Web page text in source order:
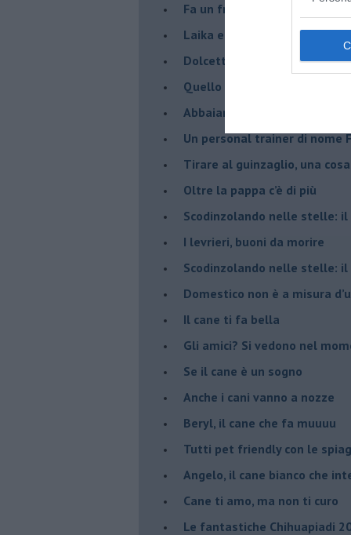
​Fa un freddo cane! Ma lui va
Laika e gli altri cani in orbita
​Dolcetto o scherzetto? Se
Quello che i cani non dicono
Abbaiando si impara, il cane
​Un personal trainer di nome
​Tirare al guinzaglio, una
Oltre la pappa c’è di più
​Scodinzolando nelle stelle: il
​I levrieri, buoni da morire
Scodinzolando nelle stelle: il
Domestico non è a misura
​Il cane ti fa bella
​Gli amici? Si vedono nel
​Se il cane è un sogno
Anche i cani vanno a nozze
Beryl, il cane che fa muuuu
Tutti pet friendly con le
Angelo, il cane bianco che
​Cane ti amo, ma non ti curo
Le fantastiche Chihuapiadi